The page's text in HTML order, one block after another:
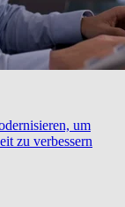
um
zu verbessern